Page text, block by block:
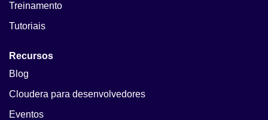
Treinamento
Tutoriais
Recursos
Blog
Cloudera para desenvolvedores
Eventos